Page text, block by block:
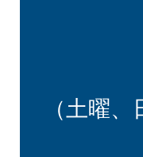
（土曜